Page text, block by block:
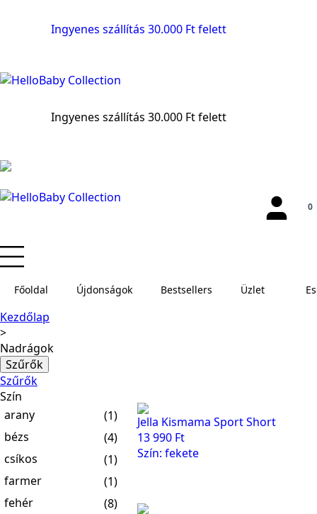
Ingyenes szállítás 30.000 Ft felett
Ingyenes szállítás 30.000 Ft felett
0
Főoldal Újdonságok Bestsellers Üzlet
Kezdőlap
Nadrágok
Szűrők
Szűrők
Szín
arany
(1)
bézs
(4)
csíkos
(1)
farmer
(1)
fehér
(8)
Jella Kismama Sport Short
13 990 Ft
Szín: fekete